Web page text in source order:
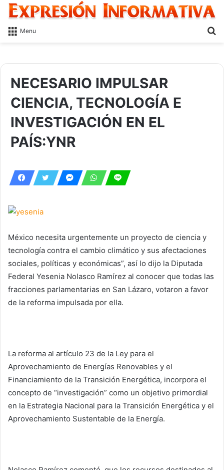
Menu
NECESARIO IMPULSAR
CIENCIA, TECNOLOGÍA E
INVESTIGACIÓN EN EL
PAÍS:YNR
México necesita urgentemente un proyecto de ciencia y
tecnología contra el cambio climático y sus afectaciones
sociales, políticas y económicas”, así lo dijo la Diputada
Federal Yesenia Nolasco Ramírez al conocer que todas las
fracciones parlamentarias en San Lázaro, votaron a favor
de la reforma impulsada por ella.
La reforma al artículo 23 de la Ley para el
Aprovechamiento de Energías Renovables y el
Financiamiento de la Transición Energética, incorpora el
concepto de “investigación” como un objetivo primordial
en la Estrategia Nacional para la Transición Energética y el
Aprovechamiento Sustentable de la Energía.